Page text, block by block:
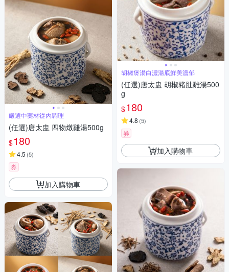
嚴選中藥材從內調理
(任選)唐太盅 四物燉雞湯500g
$180
4.5 (5)
券
加入購物車
胡椒煲湯白濃湯底鮮美濃郁
(任選)唐太盅 胡椒豬肚雞湯500
g
$180
4.8 (5)
券
加入購物車